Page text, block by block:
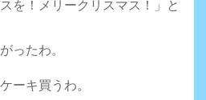
を！メリークリスマス！」と
ったわ。
ーキ買うわ。